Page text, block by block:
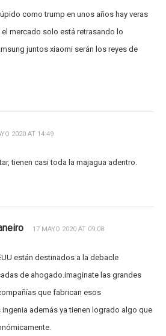
como trump en unos años hay veras
mercado solo está retrasando lo
juntos xiaomi serán los reyes de
2020 AT 14:49
tienen casi toda la majagua adentro.
17 MAYO 2020 AT 09:08
están destinados a la debacle
de ahogado.imaginate las grandes
que fabrican esos
además ya tienen logrado algo que